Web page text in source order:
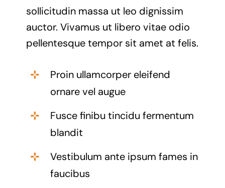
sollicitudin massa ut leo dignissim
auctor. Vivamus ut libero vitae odio
pellentesque tempor sit amet at felis.
Proin ullamcorper eleifend
ornare vel augue
Fusce finibu tincidu fermentum
blandit
Vestibulum ante ipsum fames in
faucibus